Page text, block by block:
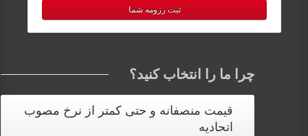
ثبت رزومه شما
چرا ما را انتخاب کنید؟
قیمت‌ منصفانه و حتی کمتر از نرخ مصوب
اتحادیه